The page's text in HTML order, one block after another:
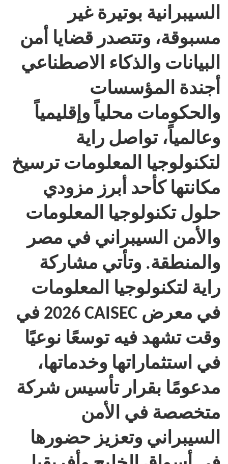
السيبرانية بوتيرة غير
مسبوقة، وتتصدر قضايا أمن
البيانات والذكاء الاصطناعي
أجندة المؤسسات
والحكومات محلياً وإقليمياً
وعالمياً، تواصل راية
لتكنولوجيا المعلومات ترسيخ
مكانتها كأحد أبرز مزودي
حلول تكنولوجيا المعلومات
والأمن السيبراني في مصر
والمنطقة. وتأتي مشاركة
راية لتكنولوجيا المعلومات
في معرض CAISEC
2026 في
وقت تشهد فيه توسعًا نوعيًا
في استثماراتها وخدماتها،
مدعومًا بقرار تأسيس شركة
متخصصة في الأمن
السيبراني وتعزيز حضورها